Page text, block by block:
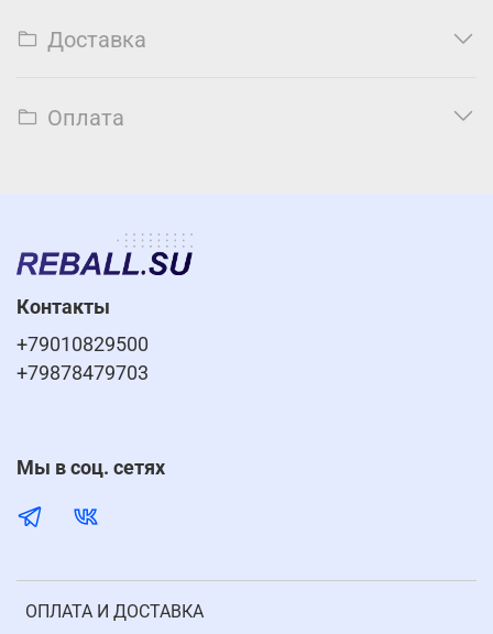
Доставка
Оплата
ОПЛАТА И ДОСТАВКА
Контакты
+79010829500
+79878479703
Мы в соц. сетях